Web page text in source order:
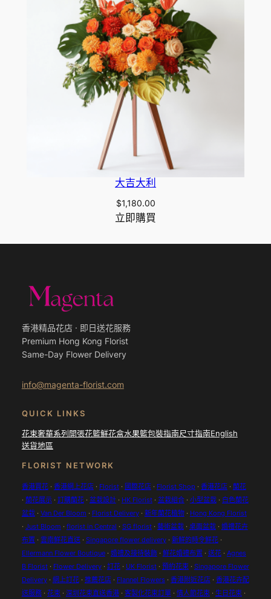
大吉大利
$1,180.00
立即購買
香港精品花店 · 即日送花服務
Premium Hong Kong Florist
Same-Day Flower Delivery
info@magenta-florist.com
QUICK LINKS
花束奢華系列開張花籃鮮花盒水果籃包裝指南尺寸指南English
送貨地區
FLORIST NETWORK
香港買花· 香港網上花店· Florist· 國際花店· Florist Shop · 香港花店· 蘭花
· 蘭花展示· 訂購蘭花· 盆栽設計· HK Florist· 盆栽組合· 小型盆栽· 白色蘭花
盆栽· Van Der Bloom · Florist Delivery· 新年蘭花植物· Hong Kong Florist
· Just Bloom · florist in Central · SG florist· 藝術盆栽· 桌面盆栽· 婚禮花卉
布置· 雲南鮮花直送· Singapore flower delivery· 新鮮的時令鮮花·
Ellermann Flower Boutique· 婚禮及接待裝飾· 鮮花婚禮布置· 送花· Agnes
B Florist· Flower Delivery· 訂花· UK Florist· 預約花束· Singapore Flower
Delivery· 網上訂花· 推薦花店· Flannel Flowers· 香港附近花店· 香港花卉配
送服務· 花束· 深圳花束直送香港· 客製化花束訂單· 情人節花束· 生日花束·